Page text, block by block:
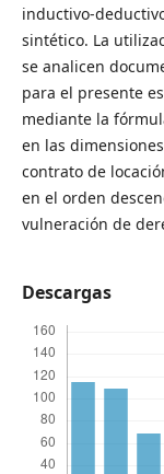
inductivo-
sintético. La
se analicen
para el presente
mediante la
en las
contrato de
en el orden
vulneración de
Descargas